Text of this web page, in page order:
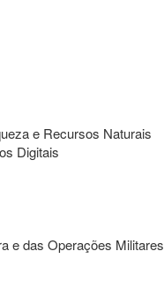
e Recursos Naturais
Digitais
e das Operações Militares